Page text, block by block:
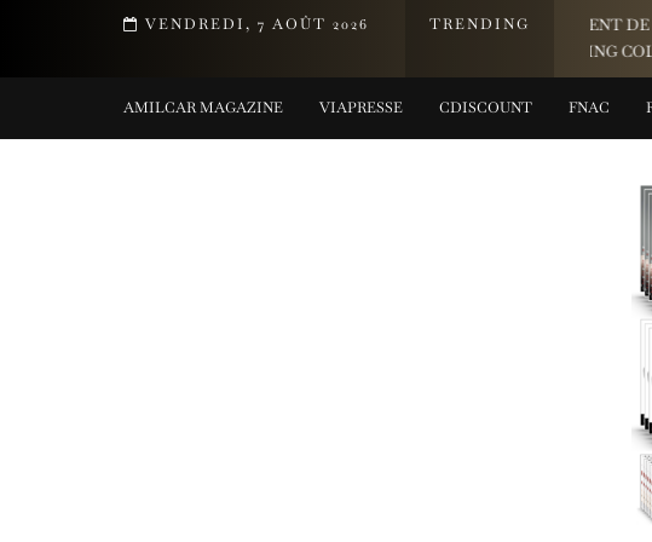
VENDREDI, 7 AOÛT 2026 TRENDING
DE LA COLLECTION TIFFANY TITAN PAR PHARRELL WILLIAMS
Maison
AMILCAR MAGAZINE VIAPRESSE CDISCOUNT FNAC